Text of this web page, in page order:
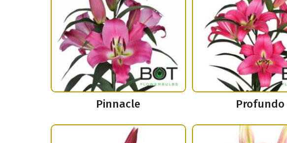
Pinnacle Profundo